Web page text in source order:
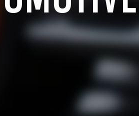
den Großhandel
Einzelhandel und E-Commerce
die Immobilienwirtschaft